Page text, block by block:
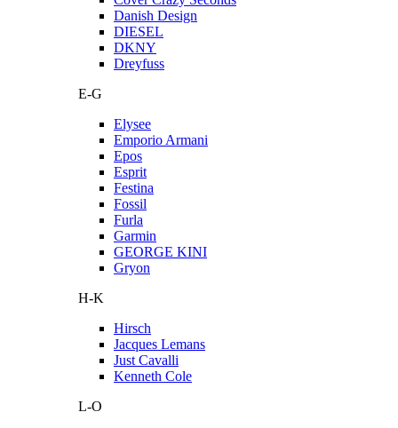
Danish Design
DIESEL
DKNY
Dreyfuss
E-G
Elysee
Emporio Armani
Epos
Esprit
Festina
Fossil
Furla
Garmin
GEORGE KINI
Gryon
H-K
Hirsch
Jacques Lemans
Just Cavalli
Kenneth Cole
L-O